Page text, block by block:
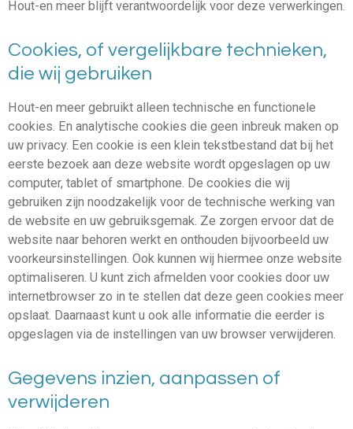
Hout-en meer blijft verantwoordelijk voor deze verwerkingen.
Cookies, of vergelijkbare technieken,
die wij gebruiken
Hout-en meer gebruikt alleen technische en functionele
cookies. En analytische cookies die geen inbreuk maken op
uw privacy. Een cookie is een klein tekstbestand dat bij het
eerste bezoek aan deze website wordt opgeslagen op uw
computer, tablet of smartphone. De cookies die wij
gebruiken zijn noodzakelijk voor de technische werking van
de website en uw gebruiksgemak. Ze zorgen ervoor dat de
website naar behoren werkt en onthouden bijvoorbeeld uw
voorkeursinstellingen. Ook kunnen wij hiermee onze website
optimaliseren. U kunt zich afmelden voor cookies door uw
internetbrowser zo in te stellen dat deze geen cookies meer
opslaat. Daarnaast kunt u ook alle informatie die eerder is
opgeslagen via de instellingen van uw browser verwijderen.
Gegevens inzien, aanpassen of
verwijderen